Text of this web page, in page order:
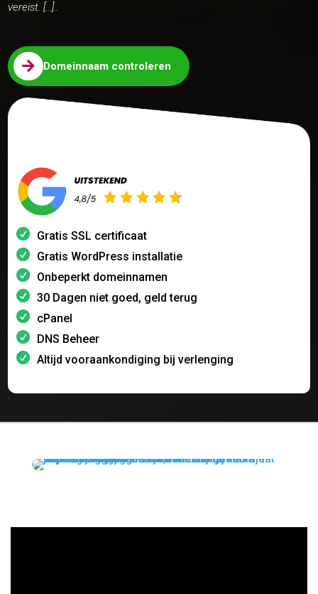
vereist. […]..
 Domeinnaam controleren
Gratis SSL certificaat
Gratis WordPress installatie
Onbeperkt domeinnamen
30 Dagen niet goed, geld terug
cPanel
DNS Beheer
Altijd vooraankondiging bij verlenging